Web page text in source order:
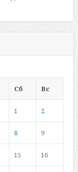
Сб Вс
1 2
8 9
15 16